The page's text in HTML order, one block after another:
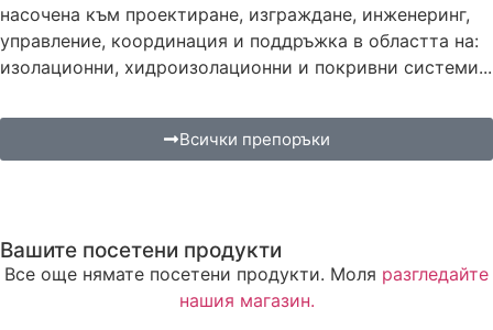
насочена към проектиране, изграждане, инженеринг,
управление, координация и поддръжка в областта на:
изолационни, хидроизолационни и покривни системи...
Всички препоръки
Вашите посетени продукти
Все още нямате посетени продукти. Моля разгледайте
нашия магазин.